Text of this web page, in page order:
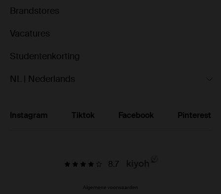
Brandstores
Vacatures
Studentenkorting
NL | Nederlands
Instagram Tiktok Facebook Pinterest
8.7
Algemene voorwaarden